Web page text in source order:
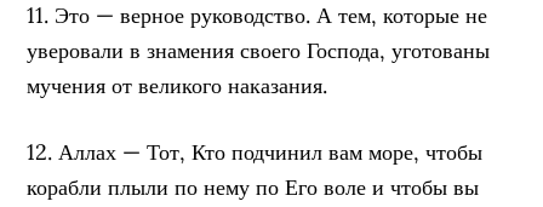
11. Это — верное руководство. А тем, которые не
уверовали в знамения своего Господа, уготованы
мучения от великого наказания.
12. Аллах — Тот, Кто подчинил вам море, чтобы
корабли плыли по нему по Его воле и чтобы вы